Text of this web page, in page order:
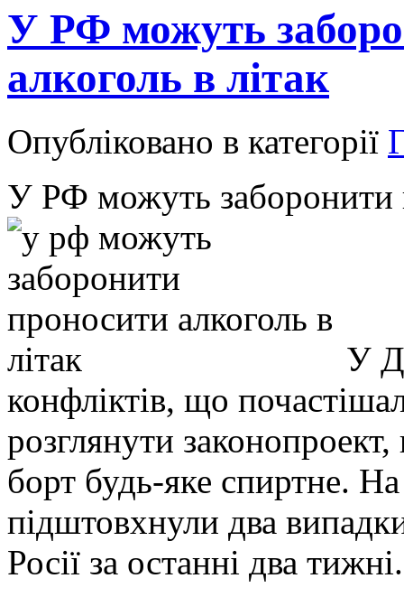
У РФ можуть
алкоголь в літак
Опубліковано в категорії
У РФ можуть заборонити
У
конфліктів, що
розглянути
борт будь-яке спиртне.
підштовхнули два
Росії за останні два тижні.